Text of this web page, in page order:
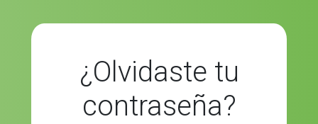
¿Olvidaste tu
contraseña?